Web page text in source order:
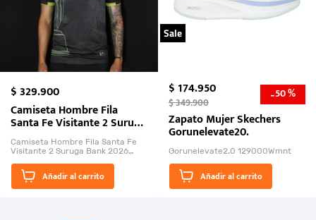
$329.900
Camiseta Hombre Fila
Santa Fe Visitante 2 Suruga
Bank 2026
Camiseta Hombre Fila Santa Fe
Visitante 2 Suruga Bank 2026
El Rugido del Sol Naciente:
“Primeros para la Et...
Añadir al carrito
Sale
$174.950
$349.900 -50 %
Zapato Mujer Skechers
Gorunelevate20.
Gorunelevate2.0 129000Wmnt
Añadir al carrito